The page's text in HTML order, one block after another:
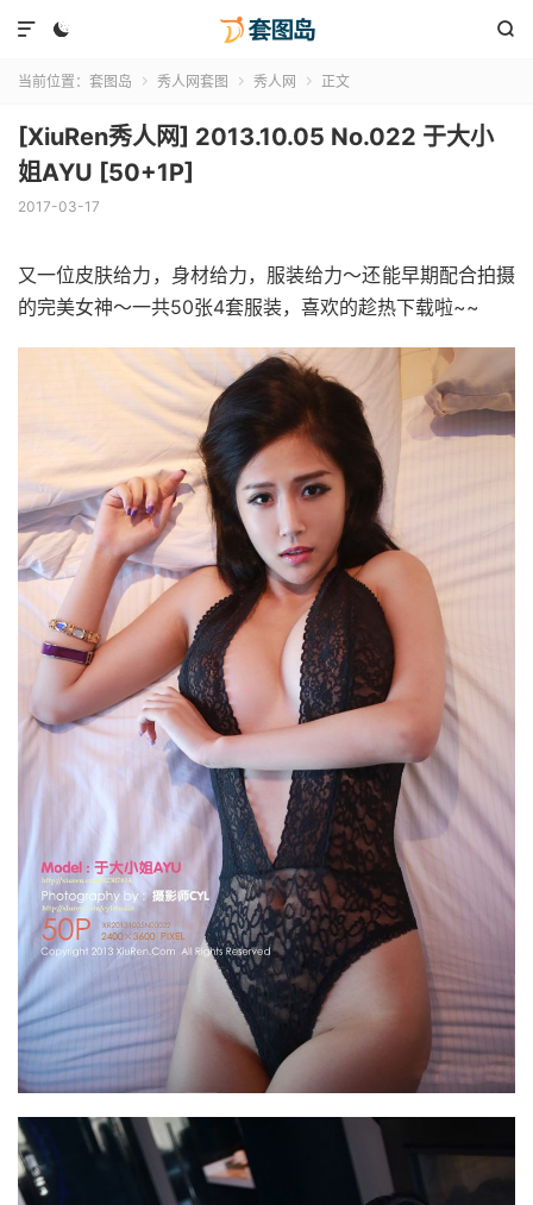
 

当前位置： 套图岛  秀人网套图  秀人网  正文
[XiuRen秀人网] 2013.10.05 No.022 于大小
姐AYU [50+1P]
2017-03-17
又一位皮肤给力，身材给力，服装给力～还能早期配合拍摄
的完美女神～一共50张4套服装，喜欢的趁热下载啦~~